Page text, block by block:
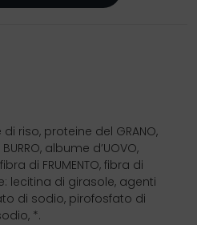
riso, proteine del GRANO,
albume d’UOVO,
di FRUMENTO, fibra di
lecitina di girasole, agenti
di sodio, pirofosfato di
*.